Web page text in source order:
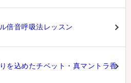
倍音呼吸法レッスン
を込めたチベット・真マントラ香